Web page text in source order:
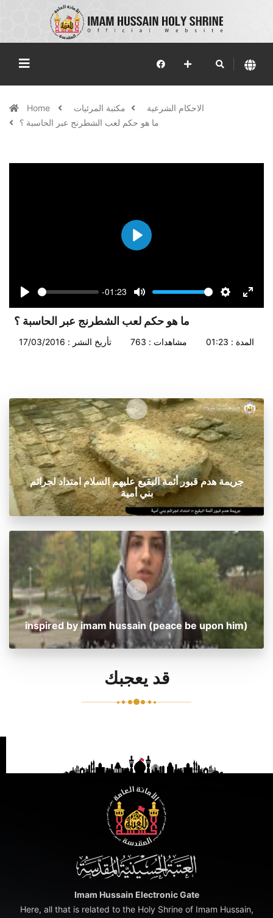
Home مكتبة المرئيات
الاحكام الشرعية
ما هو حكم لعب الشطرنج عبر الحاسبة ؟
Play
Seek
-01:23
Volume
ما هو حكم لعب الشطرنج عبر الحاسبة ؟
تأريخ النشر : 17/03/2016 مشاهدات : 763 المدة : 01:23
جريمة هدم قبور أئمة البقيع عليهم السلام امتداد لجرائم
بني أمية
inspired by imam hussain (peace be upon him)
قد يعجبك
Imam Hussain Electronic Gate
Here, all that is related to the Holy Shrine of Imam Hussain,